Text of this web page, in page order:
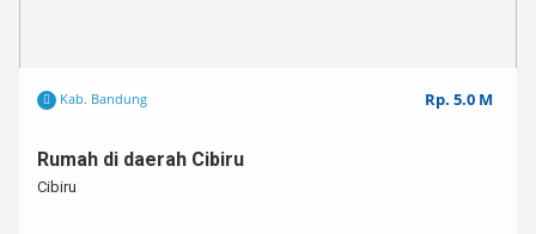
Kab. Bandung Rp. 5.0 M
Rumah di daerah Cibiru
Cibiru